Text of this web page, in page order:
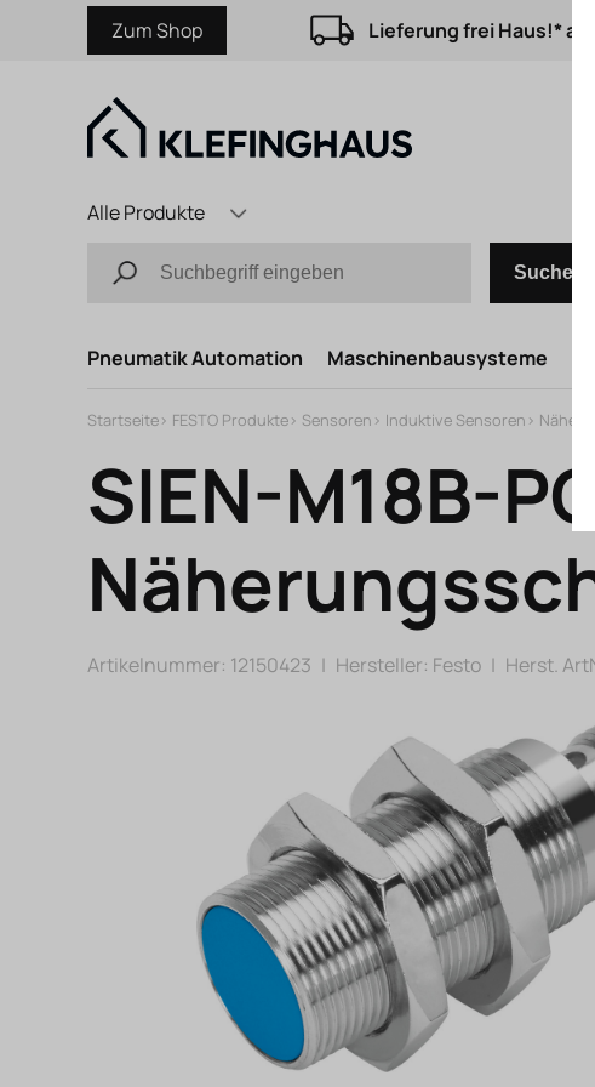
Zum Shop Lieferung frei Haus!*
Alle Produkte
Suchen
Pneumatik Automation Maschinenbausysteme
Startseite> FESTO Produkte> Sensoren > Induktive Sensoren >
SIEN-M18B-
Artikelnummer: 12150423 | Hersteller: Festo | Herst.